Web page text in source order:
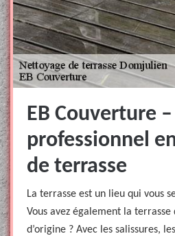
EB Couverture
professionnel
de terrasse
La terrasse est un lieu qui vous
Vous avez également la
d’origine ? Avec les salissures,